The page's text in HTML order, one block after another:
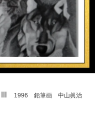
Ⅲ 1996 鉛筆画 中山眞治